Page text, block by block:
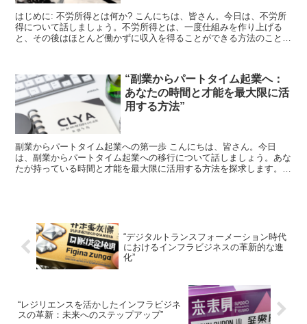
はじめに: 不労所得とは何か? こんにちは、皆さん。今日は、不労所
得について話しましょう。不労所得とは、一度仕組みを作り上げる
と、その後はほとんど働かずに収入を得ることができる方法のことを
“副業からパートタイム起業へ：
あなたの時間と才能を最大限に活
用する方法”
副業からパートタイム起業への第一歩 こんにちは、皆さん。今日
は、副業からパートタイム起業への移行について話しましょう。あな
たが持っている時間と才能を最大限に活用する方法を探求します。
“デジタルトランスフォーメーション時代
におけるインフラビジネスの革新的な進
化”
“レジリエンスを活かしたインフラビジネ
スの革新：未来へのステップアップ”